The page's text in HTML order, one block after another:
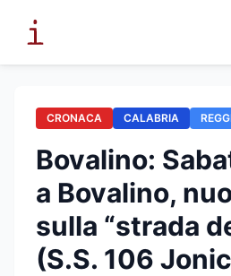
CRONACA CALABRIA
Bovalino:
a Bovalino,
sulla “strada
(S.S. 106